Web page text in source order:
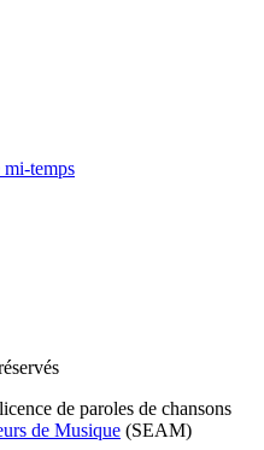
mi-temps
de paroles de chansons
de Musique (SEAM)